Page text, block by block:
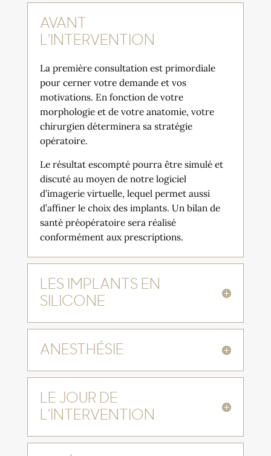
AVANT
L'INTERVENTION
La première consultation est primordiale
pour cerner votre demande et vos
motivations. En fonction de votre
morphologie et de votre anatomie, votre
chirurgien déterminera sa stratégie
opératoire.
Le résultat escompté pourra être simulé et
discuté au moyen de notre logiciel
d’imagerie virtuelle, lequel permet aussi
d’affiner le choix des implants. Un bilan de
santé préopératoire sera réalisé
conformément aux prescriptions.
LES IMPLANTS EN
SILICONE
ANESTHÉSIE
LE JOUR DE
L'INTERVENTION